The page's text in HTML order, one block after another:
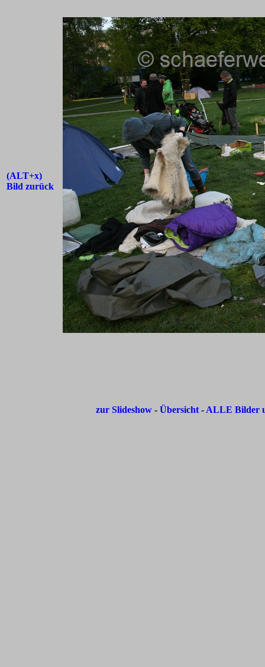
(ALT+x)
Bild zurück
zur Slideshow- Übersicht - ALLE Bilder